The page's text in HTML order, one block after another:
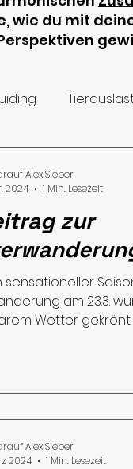
wie du mit
Urlaub mit dem Hund
zur
sensationeller
am 23.3.
Wetter gekrönt
Alex Sieber
2024
1 Min. Lesezeit
Alex Sieber
2024
1 Min. Lesezeit